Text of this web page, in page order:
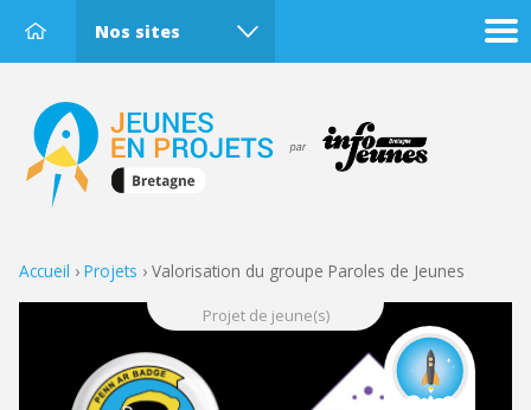
Nos sites
Accueil › Projets › Valorisation du groupe Paroles de Jeunes
Projet de jeune(s)